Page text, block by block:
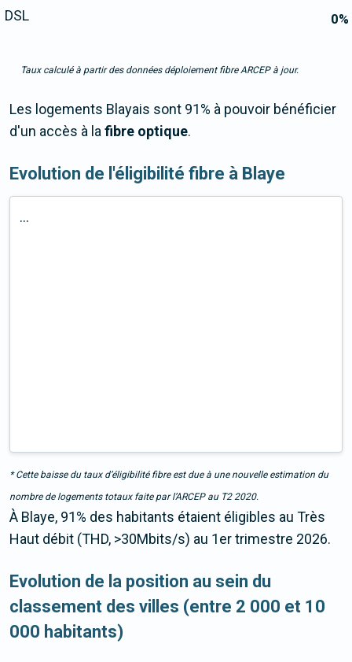
0%
DSL
Taux calculé à partir des données déploiement fibre ARCEP à jour.
Les logements Blayais sont 91% à pouvoir bénéficier
d'un accès à lafibre optique.
Evolution de l'éligibilité fibre à Blaye
...
* Cette baisse du taux d’éligibilité fibre est due à une nouvelle estimation du
nombre de logements totaux faite par l’ARCEP au T2 2020.
À Blaye, 91% des habitants étaient éligibles au Très
Haut débit (THD, >30Mbits/s) au 1er trimestre 2026.
Evolution de la position au sein du
classement des villes (entre 2 000 et 10
000 habitants)